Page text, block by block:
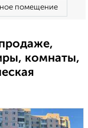
помещение
комнаты,